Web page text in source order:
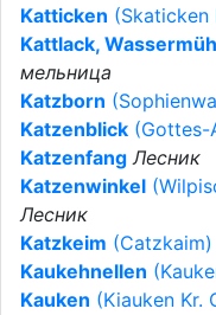
Katticken (Skaticken
Kattlack,
мельница
Katzborn
Katzenblick (Gottes-
Katzenfang Лесник
Katzenwinkel
Лесник
Katzkeim
Kaukehnellen
Kauken (Kiauken Kr.